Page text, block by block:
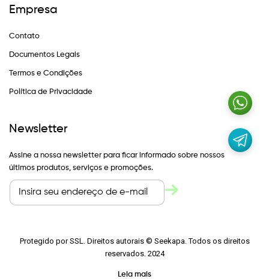
Empresa
Contato
Documentos Legais
Termos e Condições
Política de Privacidade
Newsletter
Assine a nossa newsletter para ficar informado sobre nossos
últimos produtos, serviços e promoções.
Protegido por SSL. Direitos autorais © Seekapa. Todos os direitos
reservados. 2024
Leia mais